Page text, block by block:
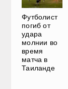
Футболист
погиб от
удара
молнии во
время
матча в
Таиланде